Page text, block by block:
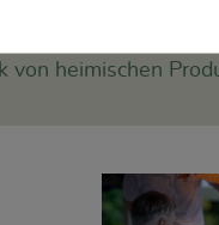
von heimischen